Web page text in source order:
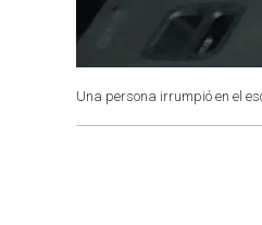
Una persona irrumpió en el